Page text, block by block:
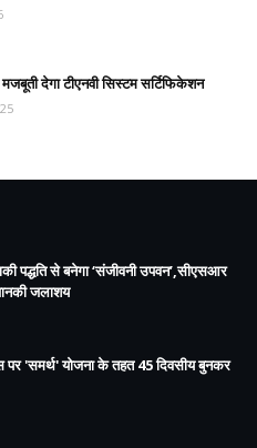
देगा टीएनवी सिस्टम सर्टिफिकेशन
पद्धति से बनेगा ‘संजीवनी उपवन’,सीएसआर
जलाशय
पर 'समर्थ' योजना के तहत 45 दिवसीय बुनकर